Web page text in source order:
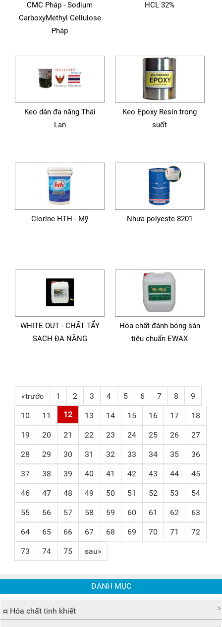
CMC Pháp - Sodium
CarboxyMethyl Cellulose
Pháp
HCL 32%
Keo dán đa năng Thái
Lan
Keo Epoxy Resin trong
suốt
Clorine HTH - Mỹ Nhựa polyeste 8201
WHITE OUT - CHẤT TẨY
SẠCH ĐA NĂNG
Hóa chất đánh bóng sàn
tiêu chuẩn EWAX
«trước 1 2 3 4 5 6 7 8 9
10 11 12 13 14 15 16 17 18
19 20 21 22 23 24 25 26 27
28 29 30 31 32 33 34 35 36
37 38 39 40 41 42 43 44 45
46 47 48 49 50 51 52 53 54
55 56 57 58 59 60 61 62 63
64 65 66 67 68 69 70 71 72
73 74 75 sau»
DANH MỤC
Hóa chất tinh khiết